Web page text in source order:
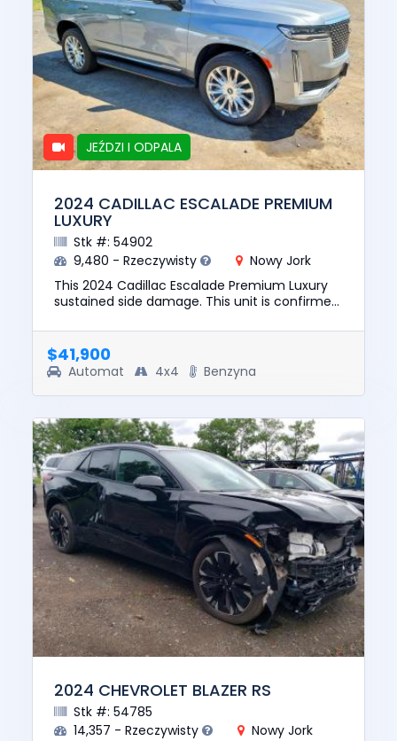
JEŹDZI I ODPALA
2024 CADILLAC ESCALADE PREMIUM
LUXURY
Stk #: 54902
9,480 - Rzeczywisty
Nowy Jork
This 2024 Cadillac Escalade Premium Luxury
sustained side damage. This unit is confirmed
this vehicle was $80...
$41,900
Automat 4x4 Benzyna
2024 CHEVROLET BLAZER RS
Stk #: 54785
14,357 - Rzeczywisty
Nowy Jork